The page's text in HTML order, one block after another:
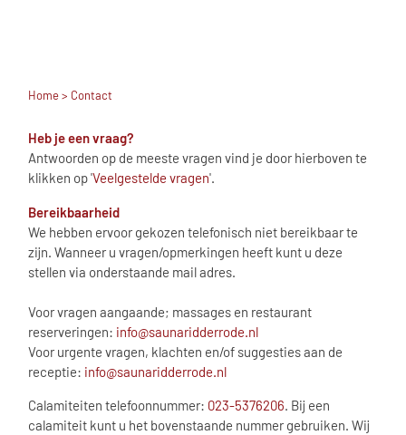
Home> Contact
Heb je een vraag?
Antwoorden op de meeste vragen vind je door hierboven te
klikken op 'Veelgestelde vragen'.
Bereikbaarheid
We hebben ervoor gekozen telefonisch niet bereikbaar te
zijn. Wanneer u vragen/opmerkingen heeft kunt u deze
stellen via onderstaande mail adres.
Voor vragen aangaande; massages en restaurant
reserveringen: info@saunaridderrode.nl
Voor urgente vragen, klachten en/of suggesties aan de
receptie: info@saunaridderrode.nl
Calamiteiten telefoonnummer: 023-5376206. Bij een
calamiteit kunt u het bovenstaande nummer gebruiken. Wij